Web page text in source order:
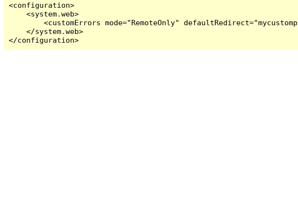
<configuration>
    <system.web>
<customErrors mode="RemoteOnly"
    </system.web>
</configuration>